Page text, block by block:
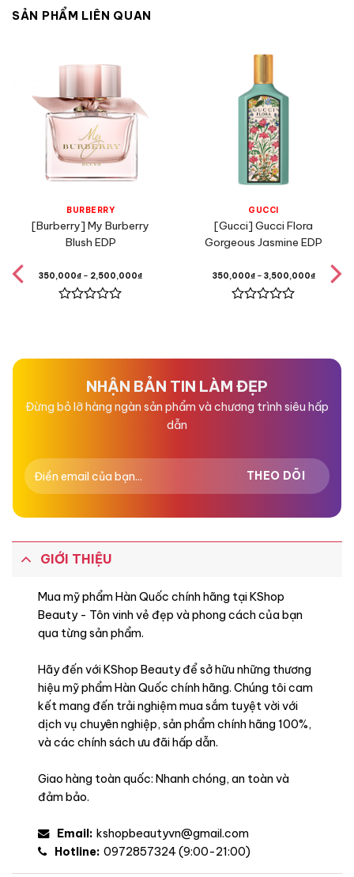
Hoa Phong Lan,
Hổ Phách,
Hương Vanilla,
Đặc điểm
SẢN PHẨM LIÊN QUAN
BURBERRY
[Burberry] My Burberry
Blush EDP
350,000₫ – 2,500,000₫
5
GUCCI
[Gucci] Gucci Flora
Gorgeous Jasmine EDP
350,000₫– 3,500,000₫
5
NHẬN BẢN TIN LÀM ĐẸP
Đừng bỏ lỡ hàng ngàn sản phẩm và chương trình siêu hấp
dẫn
GIỚI THIỆU
Mua mỹ phẩm Hàn Quốc chính hãng tại KShop
Beauty - Tôn vinh vẻ đẹp và phong cách của bạn
qua từng sản phẩm.
Hãy đến với KShop Beauty để sở hữu những thương
hiệu mỹ phẩm Hàn Quốc chính hãng. Chúng tôi cam
kết mang đến trải nghiệm mua sắm tuyệt vời với
dịch vụ chuyên nghiệp, sản phẩm chính hãng 100%,
và các chính sách ưu đãi hấp dẫn.
Giao hàng toàn quốc: Nhanh chóng, an toàn và
đảm bảo.
Email: kshopbeautyvn@gmail.com
Hotline: 0972857324 (9:00-21:00)